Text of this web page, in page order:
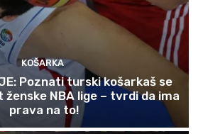
KOŠARKA
Poznati turski košarkaš se
NBA lige – tvrdi da ima
prava na to!